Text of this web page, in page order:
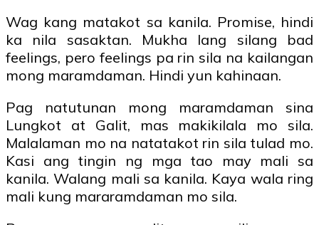
Wag kang matakot sa kanila. Promise, hindi
ka nila sasaktan. Mukha lang silang bad
feelings, pero feelings pa rin sila na kailangan
mong maramdaman. Hindi yun kahinaan.
Pag natutunan mong maramdaman sina
Lungkot at Galit, mas makikilala mo sila.
Malalaman mo na natatakot rin sila tulad mo.
Kasi ang tingin ng mga tao may mali sa
kanila. Walang mali sa kanila. Kaya wala ring
mali kung mararamdaman mo sila.